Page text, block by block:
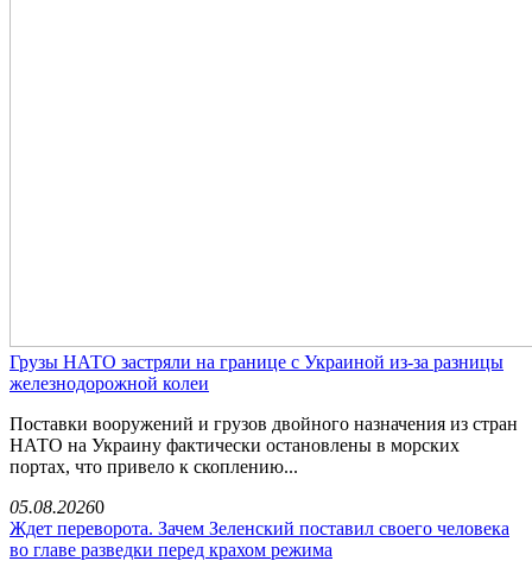
Грузы НАТО застряли на границе с Украиной из-за разницы
железнодорожной колеи
Поставки вооружений и грузов двойного назначения из стран
НАТО на Украину фактически остановлены в морских
портах, что привело к скоплению...
05.08.20260
Ждет переворота. Зачем Зеленский поставил своего человека
во главе разведки перед крахом режима